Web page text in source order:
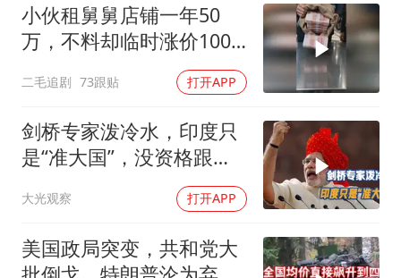
中国经济展现强大韧性和活力
小伙租舅舅店铺一年50
万，不料却临时涨价100
二毛追剧 73跟贴 打开APP
剑桥专家泼冷水，印度只
是“准大国”，没资格跟中
大光观察 打开APP
美国政局突变，共和党大